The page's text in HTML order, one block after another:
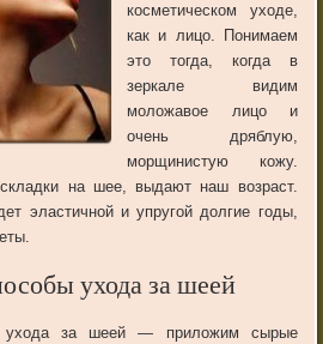
косметическом уходе,
как и лицо. Понимаем
это тогда, когда в
зеркале видим
моложавое лицо и
очень дряблую,
морщинистую кожу.
на шее, выдают наш возраст.
эластичной и упругой долгие годы,
ухода за шеей
ухода за шеей — приложим сырые